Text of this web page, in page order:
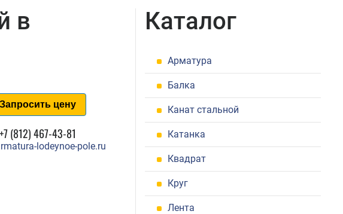
в
Запросить цену
+7 (812) 467-43-81
lodeynoe-pole.ru
Каталог
Арматура
Балка
Канат стальной
Катанка
Квадрат
Круг
Лента